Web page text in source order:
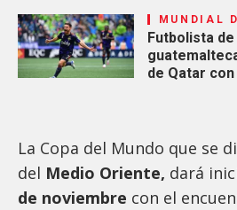
MUNDIAL
Futbolista
de Qatar con
La Copa del Mundo que se
del Medio Oriente, dará
de noviembre con el